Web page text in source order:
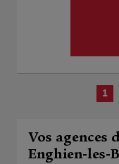
1
Vos agences
Enghien-les-